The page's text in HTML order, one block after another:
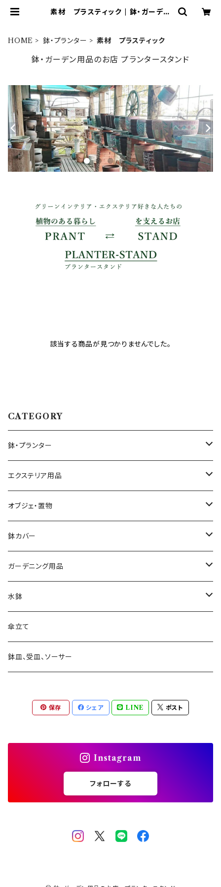
素材 プラスティック | 鉢・ガーデン
HOME 鉢・プランター 素材 プラスティック
鉢・ガーデン用品のお店 プランタースタンド
該当する商品が見つかりませんでした。
CATEGORY
鉢・プランター
大きさ ミニ鉢 5号以下
大きさ 中鉢 6号～8号
大きさ 大鉢 9号以上
素材 テラコッタ
素材 セメント・ファイバー
素材 ブリキ
素材 陶器
素材 プラスティック
エクステリア用品
プランタースタンド・花台
椅子・チェア型
自転車・三輪車型
ガーデンフェンス・柵
ウォールデコ・壁掛け
素材 アイアン・鉄製
素材 ウッド・木製
ピック・トレリス
素材 アイアン・鉄製
素材 ウッド・木製
サインボード・スタンド
ハンギングベル
オブジェ・置物
動物・アニマル
キャラクター
素材 レジン樹脂
素材 セメント
素材 アイアン・鉄製
素材 陶器
素材 ブリキ
鉢カバー
大きさ 5号以下
大きさ 6～8号
大きさ 9号以上
かご・バスケットの鉢カバー
ガーデニング用品
ガーデンバスケット ハーベストバスケット
蚊遣り 蚊取り線香ホルダー
日よけ帽子・グローブ
水鉢
陶器
ガラス
傘立て
鉢皿、受皿、ソーサー
保存 シェア LINE ポスト
Instagram
フォローする